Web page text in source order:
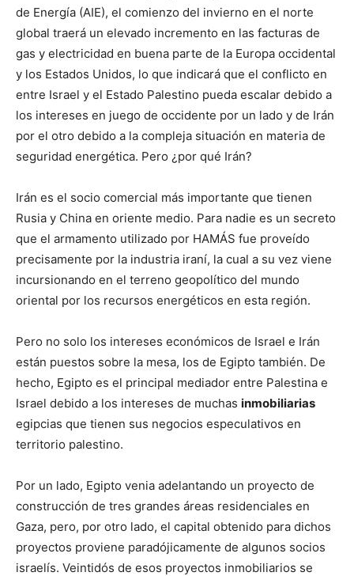
de Energía (AIE), el comienzo del invierno en el norte
global traerá un elevado incremento en las facturas de
gas y electricidad en buena parte de la Europa occidental
y los Estados Unidos, lo que indicará que el conflicto en
entre Israel y el Estado Palestino pueda escalar debido a
los intereses en juego de occidente por un lado y de Irán
por el otro debido a la compleja situación en materia de
seguridad energética. Pero ¿por qué Irán?
Irán es el socio comercial más importante que tienen
Rusia y China en oriente medio. Para nadie es un secreto
que el armamento utilizado por HAMÁS fue proveído
precisamente por la industria iraní, la cual a su vez viene
incursionando en el terreno geopolítico del mundo
oriental por los recursos energéticos en esta región.
Pero no solo los intereses económicos de Israel e Irán
están puestos sobre la mesa, los de Egipto también. De
hecho, Egipto es el principal mediador entre Palestina e
Israel debido a los intereses de muchas inmobiliarias
egipcias que tienen sus negocios especulativos en
territorio palestino.
Por un lado, Egipto venia adelantando un proyecto de
construcción de tres grandes áreas residenciales en
Gaza, pero, por otro lado, el capital obtenido para dichos
proyectos proviene paradójicamente de algunos socios
israelís. Veintidós de esos proyectos inmobiliarios se